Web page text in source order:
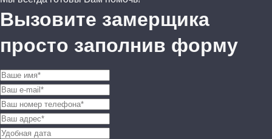
Вызовите замерщика
просто заполнив форму